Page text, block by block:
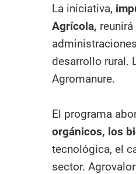
La iniciativa,
Agrícola,
desarrollo rural.
Agromanure.
El programa
orgánicos, los
tecnológica, el
sector.